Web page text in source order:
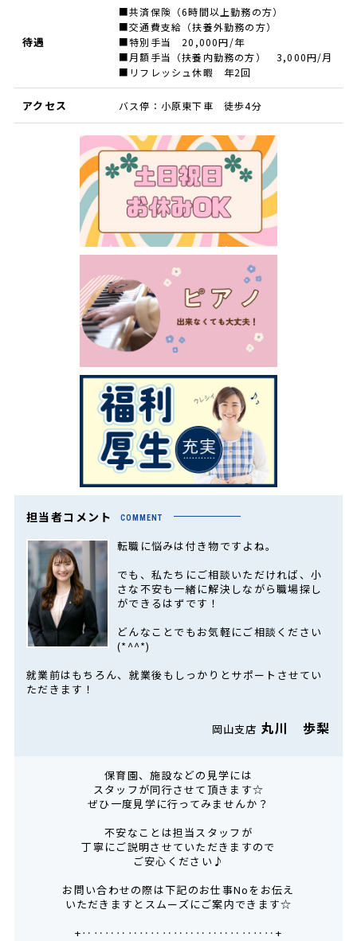
待遇
■共済保険（6時間以上勤務の方）
■交通費支給（扶養外勤務の方）
■特別手当 20,000円/年
■月額手当（扶養内勤務の方） 3,000円/月
■リフレッシュ休暇 年2回
アクセス バス停：小原東下車 徒歩4分
担当者コメント COMMENT
転職に悩みは付き物ですよね。
でも、私たちにご相談いただければ、小
さな不安も一緒に解決しながら職場探し
ができるはずです！
どんなことでもお気軽にご相談ください
(*^^*)
就業前はもちろん、就業後もしっかりとサポートさせてい
ただきます！
岡山支店 丸川 歩梨
保育園、施設などの見学には
スタッフが同行させて頂きます☆
ぜひ一度見学に行ってみませんか？
不安なことは担当スタッフが
丁寧にご説明させていただきますので
ご安心ください♪
お問い合わせの際は下記のお仕事Noをお伝え
いただきますとスムーズにご案内できます☆
+‥‥‥‥‥‥‥‥‥‥‥‥‥‥‥‥‥+